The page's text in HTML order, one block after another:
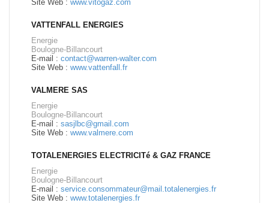
Site Web : www.vitogaz.com
VATTENFALL ENERGIES
Energie
Boulogne-Billancourt
E-mail : contact@warren-walter.com
Site Web : www.vattenfall.fr
VALMERE SAS
Energie
Boulogne-Billancourt
E-mail : sasjlbc@gmail.com
Site Web : www.valmere.com
TOTALENERGIES ELECTRICITé & GAZ FRANCE
Energie
Boulogne-Billancourt
E-mail : service.consommateur@mail.totalenergies.fr
Site Web : www.totalenergies.fr